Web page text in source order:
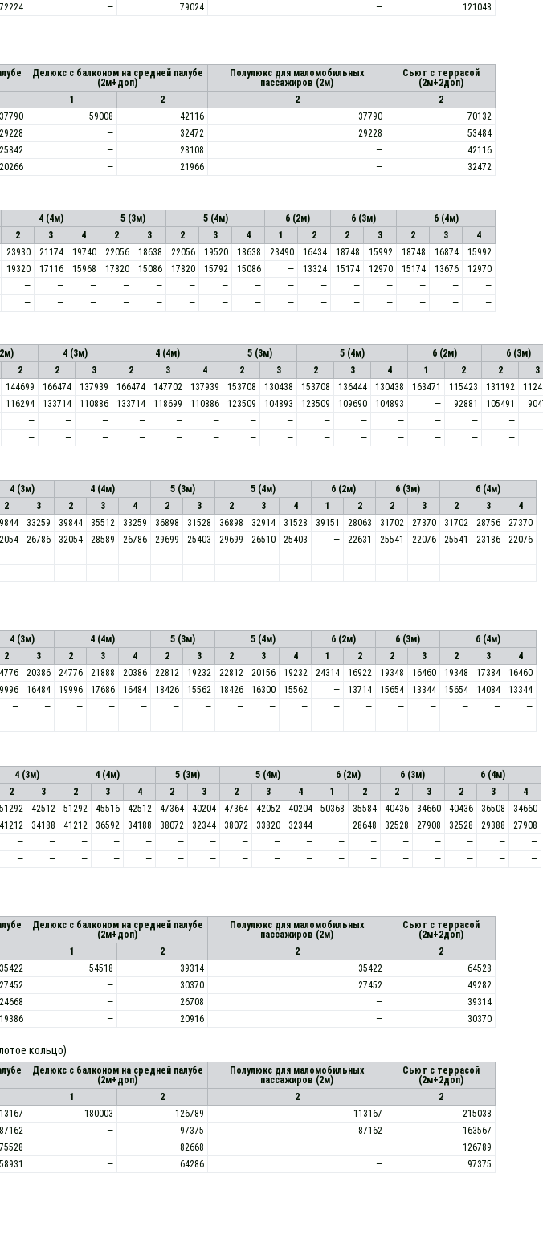
72224 — 79024 — 121048
Делюкс с балконом на средней палубе
(2м+доп)
Полулюкс для маломобильных
пассажиров (2м)
Сьют с террасой
(2м+2доп)
1 2 2
2
37790 59008 42116 37790
70132
29228 — 32472 29228
53484
25842 — 28108 —
42116
20266 — 21966 — 32472
4 (4м) 5 (3м) 5 (4м) 6 (2м) 6 (3м)
6 (4м)
2 3 4 2 3 2 3 4 1 2 2 3 2 3
4
23930 21174 19740 22056 18638 22056 19520 18638 23490 16434 18748 15992 18748 16874
15992
19320 17116 15968 17820 15086 17820 15792 15086 — 13324 15174 12970 15174 13676
12970
— — — — — — — — — — — — — —
—
— — — — — — — — — — — — — — —
4 (3м) 4 (4м) 5 (3м) 5 (4м) 6 (2м)
6 (3м)
2 2 3 2 3 4 2 3 2 3 4 1 2 2
3
144699 166474 137939 166474 147702 137939 153708 130438 153708 136444 130438 163471 115423 131192
116294 133714 110886 133714 118699 110886 123509 104893 123509 109690 104893 — 92881 105491
— — — — — — — — — — — — —
—
— — — — — — — — — — — — — —
4 (3м) 4 (4м) 5 (3м) 5 (4м) 6 (2м) 6 (3м)
6 (4м)
2 3 2 3 4 2 3 2 3 4 1 2 2 3 2 3
4
33259 39844 35512 33259 36898 31528 36898 32914 31528 39151 28063 31702 27370 31702 28756
27370
26786 32054 28589 26786 29699 25403 29699 26510 25403 — 22631 25541 22076 25541 23186
22076
— — — — — — — — — — — — — — — —
—
— — — — — — — — — — — — — — — — —
4 (3м) 4 (4м) 5 (3м) 5 (4м) 6 (2м) 6 (3м)
6 (4м)
2 3 2 3 4 2 3 2 3 4 1 2 2 3 2 3
4
20386 24776 21888 20386 22812 19232 22812 20156 19232 24314 16922 19348 16460 19348 17384
16460
16484 19996 17686 16484 18426 15562 18426 16300 15562 — 13714 15654 13344 15654 14084
13344
— — — — — — — — — — — — — — — —
—
— — — — — — — — — — — — — — — — —
4 (3м) 4 (4м) 5 (3м) 5 (4м) 6 (2м) 6 (3м)
6 (4м)
2 3 2 3 4 2 3 2 3 4 1 2 2 3 2 3
4
51292 42512 51292 45516 42512 47364 40204 47364 42052 40204 50368 35584 40436 34660 40436 36508
34660
41212 34188 41212 36592 34188 38072 32344 38072 33820 32344 — 28648 32528 27908 32528 29388
27908
— — — — — — — — — — — — — — — —
—
— — — — — — — — — — — — — — — — —
Делюкс с балконом на средней палубе
(2м+доп)
Полулюкс для маломобильных
пассажиров (2м)
Сьют с террасой
(2м+2доп)
1 2 2
2
35422 54518 39314 35422
64528
27452 — 30370 27452
49282
24668 — 26708 —
39314
19386 — 20916 — 30370
кольцо)
Делюкс с балконом на средней палубе
(2м+доп)
Полулюкс для маломобильных
пассажиров (2м)
Сьют с террасой
(2м+2доп)
1 2 2
2
180003 126789 113167
215038
87162 — 97375 87162
163567
75528 — 82668 —
126789
58931 — 64286 — 97375